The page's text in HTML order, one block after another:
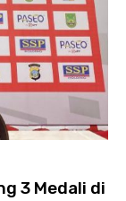
3 Medali di